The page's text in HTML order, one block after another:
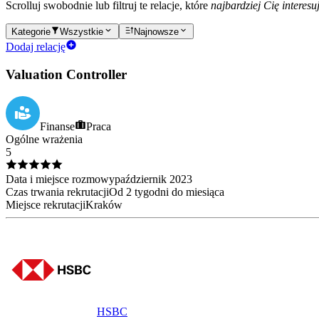
Scrolluj swobodnie lub filtruj te relacje, które najbardziej Cię
Kategorie Wszystkie Najnowsze
Dodaj relację
Valuation Controller
Finanse
Praca
Ogólne wrażenia
5
Data i miejsce rozmowypaździernik 2023
Czas trwania rekrutacjiOd 2 tygodni do miesiąca
Miejsce rekrutacjiKraków
HSBC